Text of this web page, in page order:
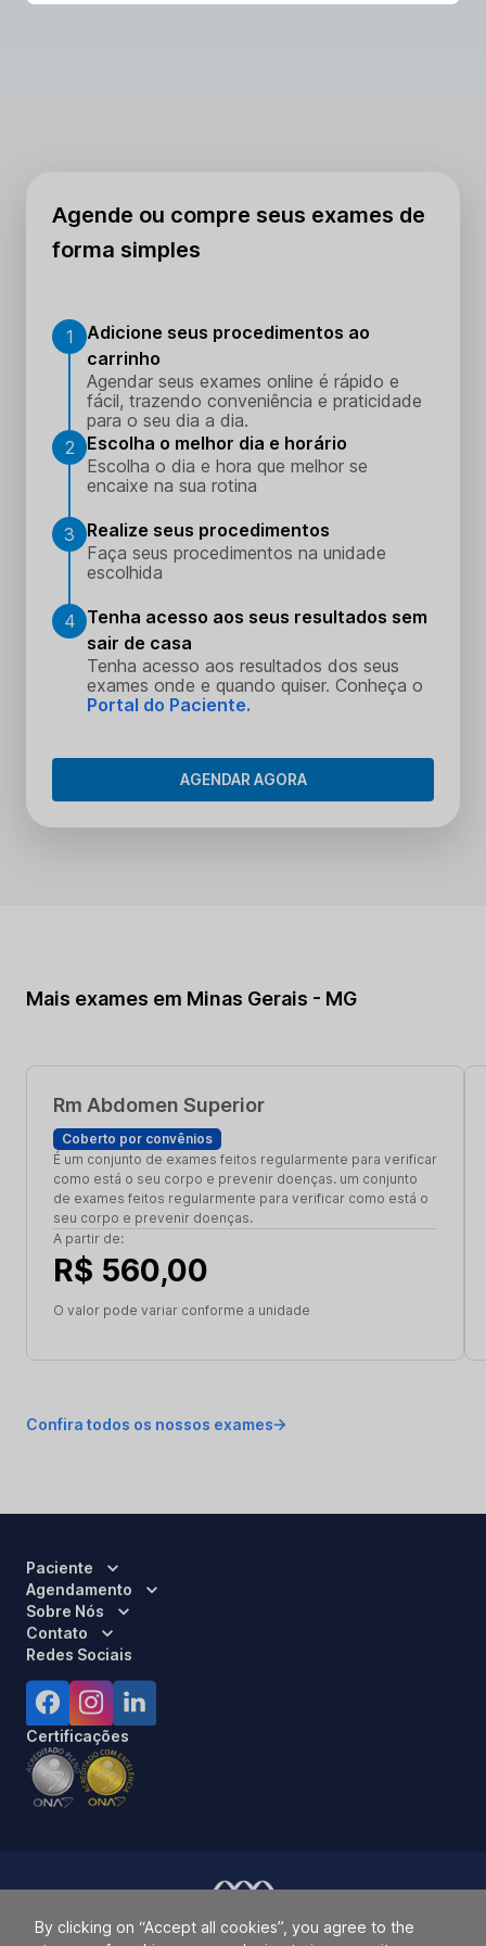
By clicking on “Accept all cookies”, you agree to the
Agende ou compre seus exames de
forma simples
1
Adicione seus procedimentos ao
carrinho
Agendar seus exames online é rápido e
fácil, trazendo conveniência e praticidade
para o seu dia a dia.
2
Escolha o melhor dia e horário
Escolha o dia e hora que melhor se
encaixe na sua rotina
3
Realize seus procedimentos
Faça seus procedimentos na unidade
escolhida
4 Tenha acesso aos seus resultados sem
sair de casa
Tenha acesso aos resultados dos seus
exames onde e quando quiser. Conheça o
Portal do Paciente.
AGENDAR AGORA
Mais exames em Minas Gerais - MG
Rm Abdomen Superior
Coberto por convênios
É um conjunto de exames feitos regularmente para verificar
como está o seu corpo e prevenir doenças. um conjunto
de exames feitos regularmente para verificar como está o
seu corpo e prevenir doenças.
A partir de:
R$ 560,00
O valor pode variar conforme a unidade
Confira todos os nossos exames
Paciente
Agendamento
Sobre Nós
Contato
Redes Sociais
Certificações
Responsável Técnico: Dra. Luci Mara Barbiero – CRM 120.433/SP